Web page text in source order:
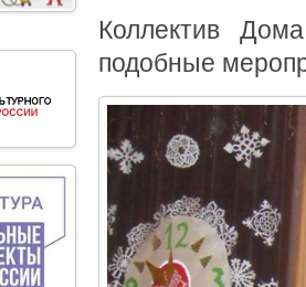
Коллектив
подобные